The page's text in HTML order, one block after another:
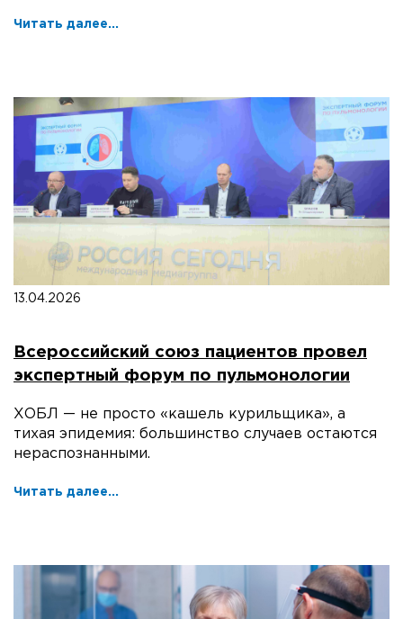
Читать далее...
13.04.2026
Всероссийский союз пациентов провел
экспертный форум по пульмонологии
ХОБЛ — не просто «кашель курильщика», а
тихая эпидемия: большинство случаев остаются
нераспознанными.
Читать далее...